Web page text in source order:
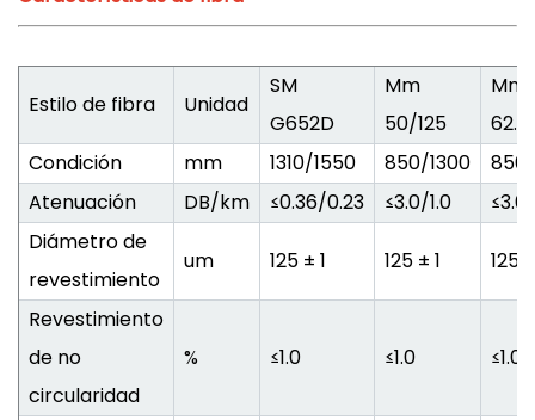
Estilo de fibra Unidad
SM
G652D
Mm
50/125
Mm
Condición
mm 1310/1550 850/1300
Atenuación
DB/km ≤0.36/0.23 ≤3.0/1.0
Diámetro de
revestimiento
um 125 ± 1 125 ± 1 125
Revestimiento
de no
circularidad
% ≤1.0 ≤1.0 ≤1.0